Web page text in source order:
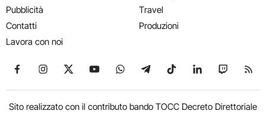
Pubblicità
Contatti
Lavora con noi
Travel
Produzioni
Seguici su Facebook
Seguici su Instagram
Seguici su X
Seguici su YouTube
Seguici su WhatsApp
Seguici su Telegram
Seguici su TikTok
Seguici su
Seguici
Sito realizzato con il contributo bando TOCC Decreto Direttoriale